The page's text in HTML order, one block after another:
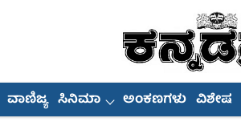
ವಾಣಿಜ್ಯ ಸಿನಿಮಾ ಅಂಕಣಗಳು ವಿಶೇಷ